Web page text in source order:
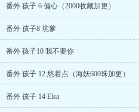
番外 孩子 6 偏心（2000收藏加更）
番外 孩子8 坑爹
番外 孩子10 我不要你
番外 孩子 12 悠着点（海妖600珠加更）
番外 孩子 14 Elsa